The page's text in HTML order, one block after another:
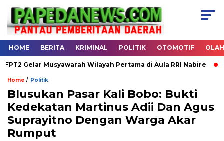
HOME BERITA KRIMINAL POLITIK OTOMOTIF
Wilayah Pertama di Aula RRI Nabire Halal
Home / Politik
Blusukan Pasar Kali Bobo: Bukti
Kedekatan Martinus Adii Dan Agus
Suprayitno Dengan Warga Akar
Rumput
.